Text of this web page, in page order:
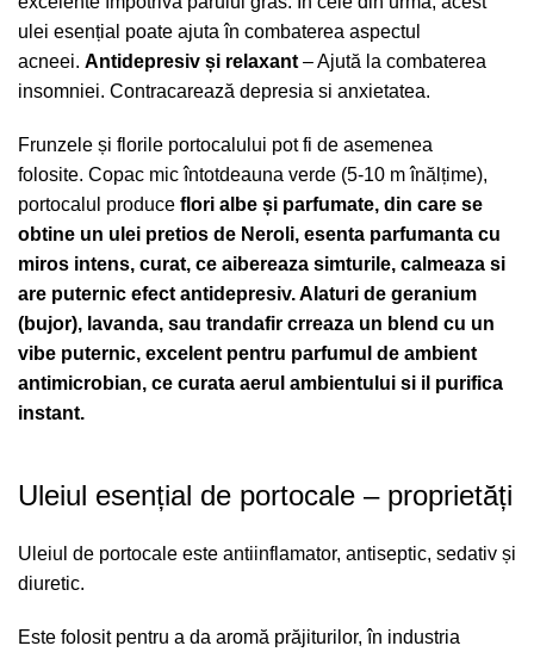
ulei esențial poate ajuta în combaterea aspectul
acneei. Antidepresiv și relaxant – Ajută la combaterea
insomniei. Contracarează depresia si anxietatea.
Frunzele și florile portocalului pot fi de asemenea
folosite. Copac mic întotdeauna verde (5-10 m înălțime),
portocalul produce flori albe și parfumate, din care se
obtine un ulei pretios de Neroli, esenta parfumanta cu
miros intens, curat, ce aibereaza simturile, calmeaza si
are puternic efect antidepresiv. Alaturi de geranium
(bujor), lavanda, sau trandafir crreaza un blend cu un
vibe puternic, excelent pentru parfumul de ambient
antimicrobian, ce curata aerul ambientului si il purifica
instant.
Uleiul esențial de portocale – proprietăți
Uleiul de portocale este antiinflamator, antiseptic, sedativ și
diuretic.
Este folosit pentru a da aromă prăjiturilor, în industria